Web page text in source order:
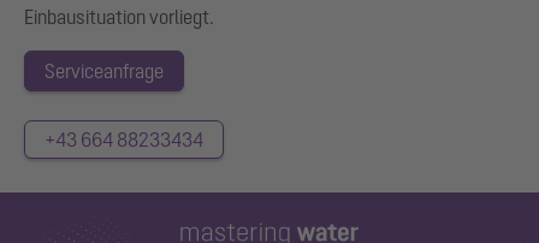
Einbausituation vorliegt.
Serviceanfrage
+43 664 88233434